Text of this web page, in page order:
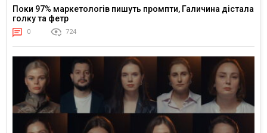
Поки 97% маркетологів пишуть промпти, Галичина дістала
голку та фетр
0 724